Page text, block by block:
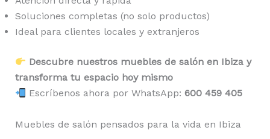
Soluciones completas (no solo productos)
Ideal para clientes locales y extranjeros
Descubre nuestros muebles de salón en Ibiza y
transforma tu espacio hoy mismo
Escríbenos ahora por WhatsApp: 600 459 405
Muebles de salón pensados para la vida en Ibiza